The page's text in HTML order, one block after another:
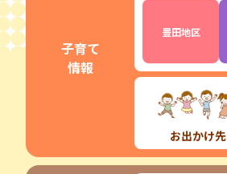
子育て
情報
豊田地区
お出かけ先